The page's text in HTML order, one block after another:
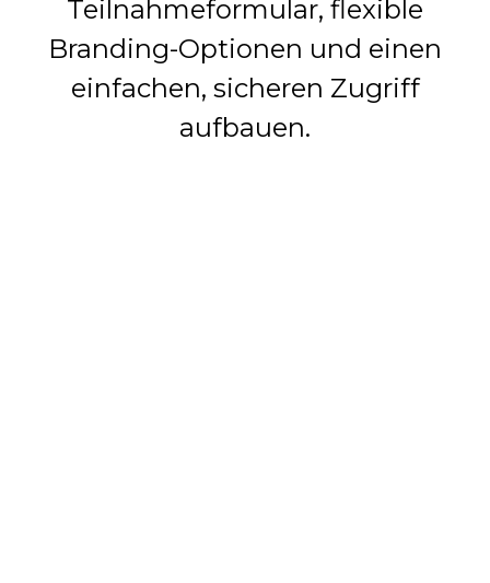
Teilnahmeformular, flexible
Branding-Optionen und einen
einfachen, sicheren Zugriff
aufbauen.